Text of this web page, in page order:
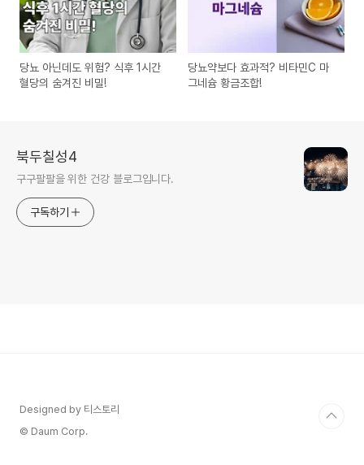
당뇨 아닌데도 위험? 식후 1시간
혈당의 숨겨진 비밀!
당뇨약보다 효과적? 비타민C 마
그네슘 황금조합!
북두칠성4
구구팔팔을 위한 건강 블로그입니다.
구독하기
Designed by 티스토리
© Daum Corp.